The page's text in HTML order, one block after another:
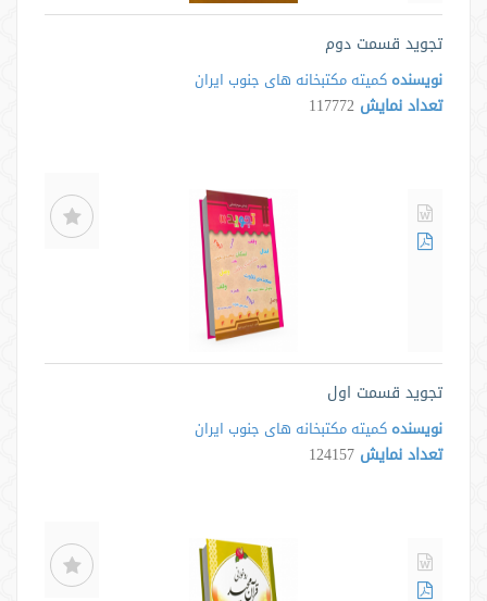
تجوید قسمت دوم
نویسنده کمیته مکتبخانه های جنوب ایران
تعداد نمایش 117772
تجوید قسمت اول
نویسنده کمیته مکتبخانه های جنوب ایران
تعداد نمایش 124157